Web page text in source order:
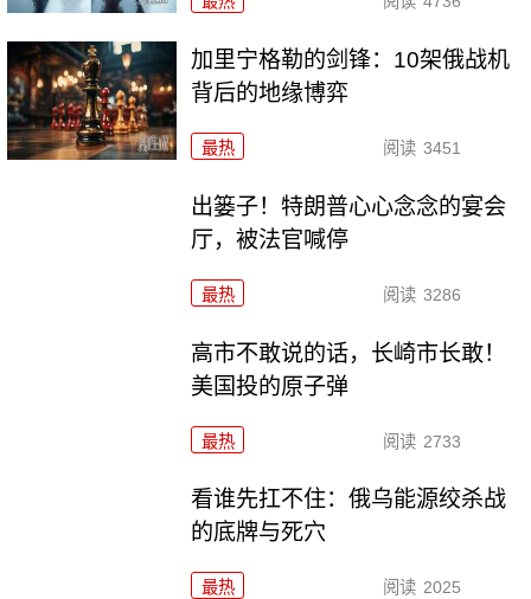
加里宁格勒的剑锋：10架俄战机
背后的地缘博弈
最热 阅读 3451
出篓子！特朗普心心念念的宴会
厅，被法官喊停
最热 阅读 3286
高市不敢说的话，长崎市长敢！
美国投的原子弹
最热 阅读 2733
看谁先扛不住：俄乌能源绞杀战
的底牌与死穴
最热 阅读 2025